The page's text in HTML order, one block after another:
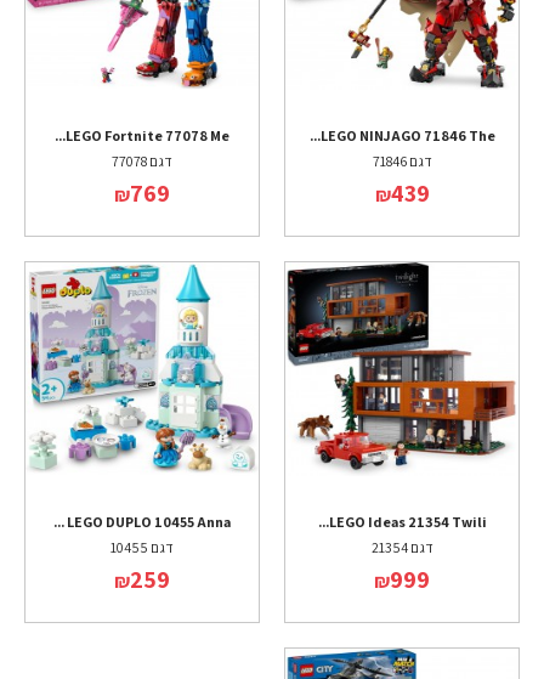
LEGO NINJAGO 71846 The...
דגם 71846
₪439
LEGO Fortnite 77078 Me...
דגם 77078
₪769
LEGO Ideas 21354 Twili...
דגם 21354
₪999
LEGO DUPLO 10455 Anna ...
דגם 10455
₪259